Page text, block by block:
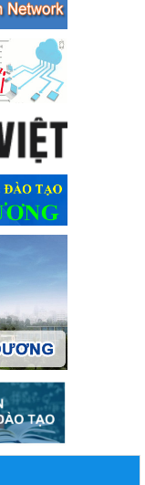
sinh thị xã Bến
thị xã Bến Cát
Covid 19
Covid 19
thông cho nụ
viên trung học
thông cho nụ cười
học năm học
tiền mặt các
2024 và các năm
mặt các khoản
các năm tiếp theo